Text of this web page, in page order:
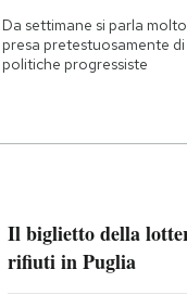
Da settimane si parla
presa pretestuosamente
politiche progressiste
Il biglietto della
rifiuti in Puglia